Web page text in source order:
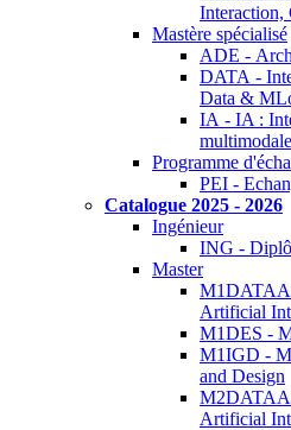
Interaction,
Mastère spécialisé
ADE -
DATA -
Data &
IA - IA :
Programme
PEI -
Catalogue 2025 - 2026
Ingénieur
ING -
Master
Artificial
M1DES -
M1IGD -
and Design
Artificial